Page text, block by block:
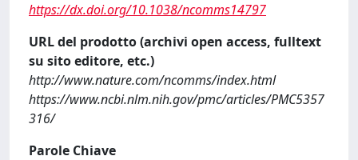
https://dx.doi.org/10.1038/ncomms14797
URL del prodotto (archivi open access, fulltext
su sito editore, etc.)
http://www.nature.com/ncomms/index.html
https://www.ncbi.nlm.nih.gov/pmc/articles/PMC5357
316/
Parole Chiave